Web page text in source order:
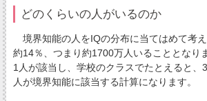
どのくらいの人がいるのか
境界知能の人をIQの分布に当てはめて考
約14％、つまり約1700万人いることとなり
1人が該当し、学校のクラスでたとえると、
人が境界知能に該当する計算になります。